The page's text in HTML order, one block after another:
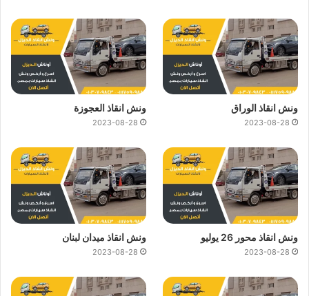
ونش انقاذ الوراق
2023-08-28
ونش انقاذ العجوزة
2023-08-28
ونش انقاذ محور 26 يوليو
2023-08-28
ونش انقاذ ميدان لبنان
2023-08-28